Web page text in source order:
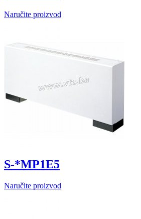
Naručite proizvod
S-*MP1E5
Naručite proizvod